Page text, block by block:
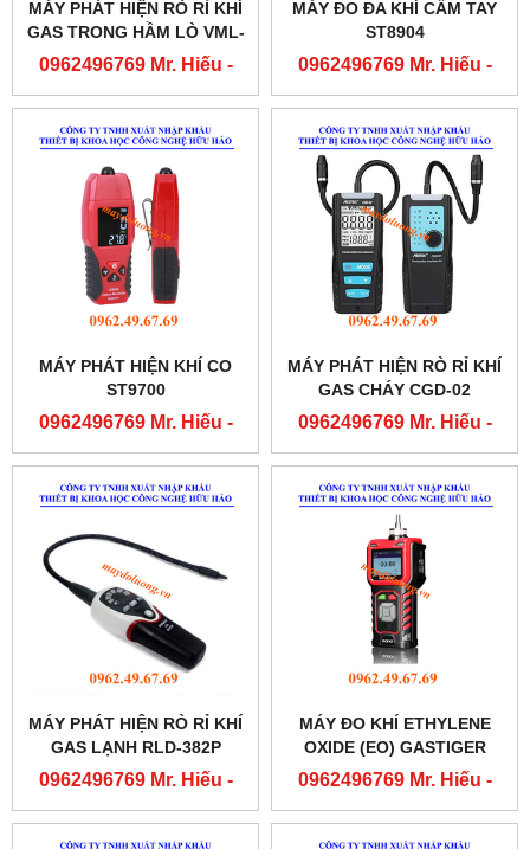
MÁY PHÁT HIỆN RÒ RỈ KHÍ
GAS TRONG HẦM LÒ VML-
1
0962496769 Mr. Hiếu -
0763556769 Mr. Cường
MÁY ĐO ĐA KHÍ CẦM TAY
ST8904
0962496769 Mr. Hiếu -
0763556769 Mr. Cường
MÁY PHÁT HIỆN KHÍ CO
ST9700
0962496769 Mr. Hiếu -
0763556769 Mr. Cường
MÁY PHÁT HIỆN RÒ RỈ KHÍ
GAS CHÁY CGD-02
0962496769 Mr. Hiếu -
0763556769 Mr. Cường
MÁY PHÁT HIỆN RÒ RỈ KHÍ
GAS LẠNH RLD-382P
0962496769 Mr. Hiếu -
0763556769 Mr. Cường
MÁY ĐO KHÍ ETHYLENE
OXIDE (EO) GASTIGER
2000
0962496769 Mr. Hiếu -
0763556769 Mr. Cường